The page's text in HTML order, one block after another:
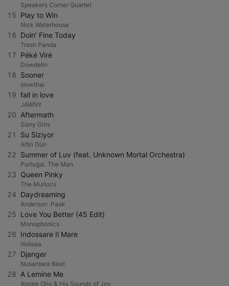
Speakers Corner Quartet
15 Play to Win
Nick Waterhouse
16 Doin' Fine Today
Trash Panda
17 Péké Viré
Dowdelin
18 Sooner
slowthai
19 fall in love
JAWNY
20 Aftermath
Sorry Girls
21 Su Siziyor
Altin Gün
22 Summer of Luv (feat. Unknown Mortal Orchestra)
Portugal. The Man
23 Queen Pinky
The Murlocs
24 Daydreaming
Anderson .Paak
25 Love You Better (45 Edit)
Monophonics
26 Indossare Il Mare
Voilaaa
27 Djanger
Nusantara Beat
28 A Lemine Me
Alogte Oho & His Sounds of Joy